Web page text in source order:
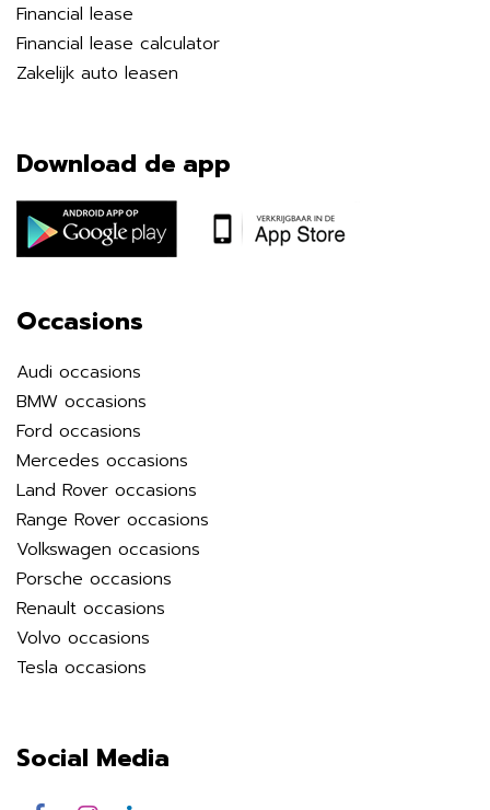
Financial lease
Financial lease calculator
Zakelijk auto leasen
Download de app
Occasions
Audi occasions
BMW occasions
Ford occasions
Mercedes occasions
Land Rover occasions
Range Rover occasions
Volkswagen occasions
Porsche occasions
Renault occasions
Volvo occasions
Tesla occasions
Social Media